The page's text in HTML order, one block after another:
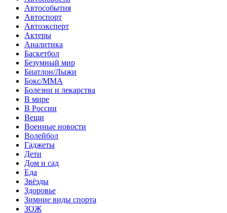
Автособытия
Автоспорт
Автоэксперт
Актеры
Аналитика
Баскетбол
Безумный мир
Биатлон/Лыжи
Бокс/MMA
Болезни и лекарства
В мире
В России
Вещи
Военные новости
Волейбол
Гаджеты
Дети
Дом и сад
Еда
Звёзды
Здоровье
Зимние виды спорта
ЗОЖ